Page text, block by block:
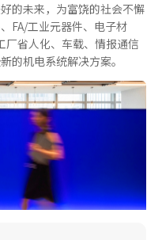
的未来，为富饶的社会不懈
FA/工业元器件、电子材
省人化、车载、情报通信
的机电系统解决方案。